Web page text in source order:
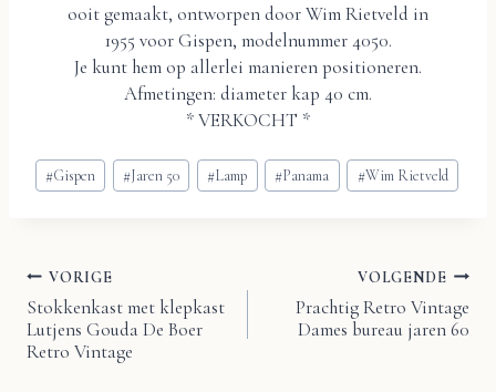
ooit gemaakt, ontworpen door Wim Rietveld in
1955 voor Gispen, modelnummer 4050.
Je kunt hem op allerlei manieren positioneren.
Afmetingen: diameter kap 40 cm.
* VERKOCHT *
Bericht
tags:
#Gispen #Jaren 50 #Lamp #Panama #Wim Rietveld
Bericht
navigatie
VORIGE
Stokkenkast met klepkast
Lutjens Gouda De Boer
Retro Vintage
VOLGENDE
Prachtig Retro Vintage
Dames bureau jaren 60